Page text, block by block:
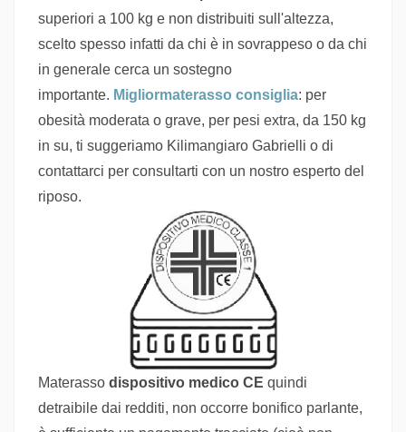
superiori a 100 kg e non distribuiti sull'altezza,
scelto spesso infatti da chi è in sovrappeso o da chi
in generale cerca un sostegno
importante. Migliormaterasso consiglia: per
obesità moderata o grave, per pesi extra, da 150 kg
in su, ti suggeriamo Kilimangiaro Gabrielli o di
contattarci per consultarti con un nostro esperto del
riposo.
Materasso dispositivo medico CE quindi
detraibile dai redditi, non occorre bonifico parlante,